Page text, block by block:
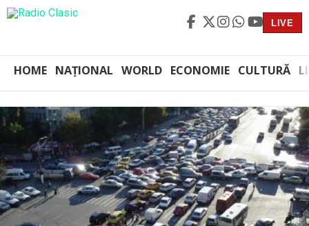
LIVE
HOME NAȚIONAL WORLD ECONOMIE CULTURĂ